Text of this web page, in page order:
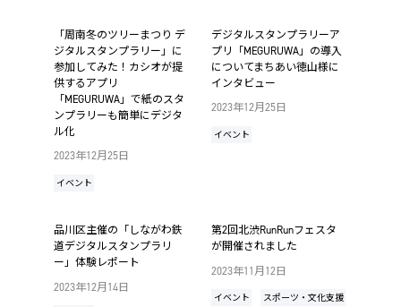
2023年12月25日
イベント
「周南冬のツリーまつり デ
ジタルスタンプラリー」に
参加してみた！カシオが提
供するアプリ
「MEGURUWA」で紙のスタ
ンプラリーも簡単にデジタ
ル化
2023年12月25日
イベント
デジタルスタンプラリーア
プリ「MEGURUWA」の導入
についてまちあい徳山様に
インタビュー
2023年12月14日
品川区主催の「しながわ鉄
道デジタルスタンプラリ
ー」体験レポート
2023年11月12日
イベント スポーツ・文化支援
第2回北渋RunRunフェスタ
が開催されました